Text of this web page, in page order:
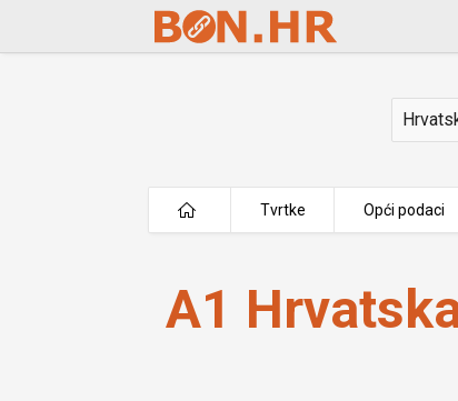
Skip to Main Content
Država
Tvrtke Opći podaci
A1 Hrvatska d.o.o.
A1